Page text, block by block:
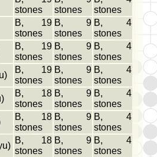
stones
stones
stones
B, 19
stones
B, 9
stones
B, 4
stones
B, 19
stones
B, 9
stones
B, 4
stones
B, 19
stones
B, 9
stones
B, 4
stones
B, 18
stones
B, 9
stones
B, 4
stones
B, 18
stones
B, 9
stones
B, 4
stones
B, 18
stones
B, 9
stones
B, 4
stones